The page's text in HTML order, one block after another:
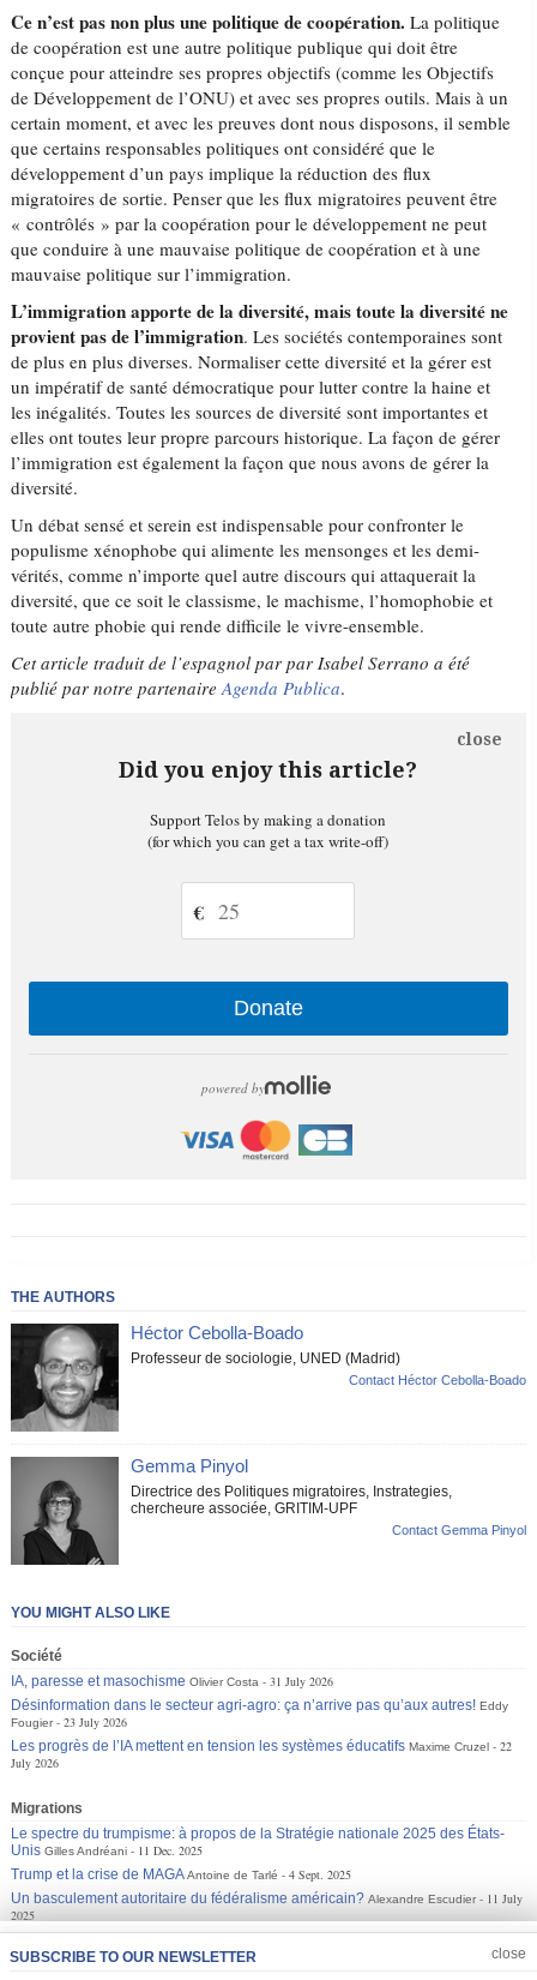
Ce n’est pas non plus une politique de coopération.La politique
de coopération est une autre politique publique qui doit être
conçue pour atteindre ses propres objectifs (comme les Objectifs
de Développement de l’ONU) et avec ses propres outils. Mais à un
certain moment, et avec les preuves dont nous disposons, il semble
que certains responsables politiques ont considéré que le
développement d’un pays implique la réduction des flux
migratoires de sortie. Penser que les flux migratoires peuvent être
« contrôlés » par la coopération pour le développement ne peut
que conduire à une mauvaise politique de coopération et à une
mauvaise politique sur l’immigration.
L’immigration apporte de la diversité, mais toute la diversité ne
provient pas de l’immigration. Les sociétés contemporaines sont
de plus en plus diverses. Normaliser cette diversité et la gérer est
un impératif de santé démocratique pour lutter contre la haine et
les inégalités. Toutes les sources de diversité sont importantes et
elles ont toutes leur propre parcours historique. La façon de gérer
l’immigration est également la façon que nous avons de gérer la
diversité.
Un débat sensé et serein est indispensable pour confronter le
populisme xénophobe qui alimente les mensonges et les demi-
vérités, comme n’importe quel autre discours qui attaquerait la
diversité, que ce soit le classisme, le machisme, l’homophobie et
toute autre phobie qui rende difficile le vivre-ensemble.
Cet article traduit de l’espagnol par par Isabel Serrano a été
publié par notre partenaireAgenda Publica.
Did you enjoy this article?
close
Support Telos by making a donation
(for which you can get a tax write-off)
€
Donate
powered by
THE AUTHORS
Héctor Cebolla-Boado
Professeur de sociologie, UNED (Madrid)
Contact Héctor Cebolla-Boado
Gemma Pinyol
Directrice des Politiques migratoires, Instrategies,
chercheure associée, GRITIM-UPF
Contact Gemma Pinyol
SUBSCRIBE TO OUR NEWSLETTER close
JOIN US CLOSE
YOU MIGHT ALSO LIKE
Société
IA, paresse et masochisme Olivier Costa
31 July 2026
Désinformation dans le secteur agri-agro: ça n’arrive pas qu’aux autres! Eddy
Fougier
23 July 2026
Les progrès de l’IA mettent en tension les systèmes éducatifs Maxime Cruzel
22
July 2026
Migrations
Le spectre du trumpisme: à propos de la Stratégie nationale 2025 des États-
Unis Gilles Andréani
11 Dec. 2025
Trump et la crise de MAGA Antoine de Tarlé
4 Sept. 2025
Un basculement autoritaire du fédéralisme américain? Alexandre Escudier
11 July
2025